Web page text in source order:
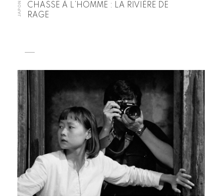
JAPON
CHASSE À L’HOMME : LA RIVIÈRE DE
RAGE